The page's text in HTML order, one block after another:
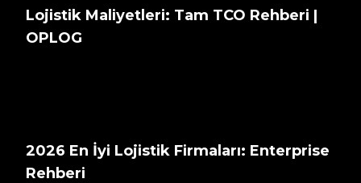
Lojistik Maliyetleri: Tam TCO Rehberi |
OPLOG
2026 En İyi Lojistik Firmaları: Enterprise
Rehberi